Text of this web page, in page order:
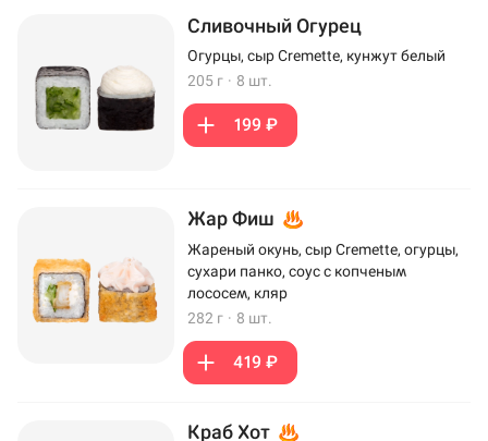
Сливочный Огурец
Огурцы, сыр Cremette, кунжут белый
205 г · 8 шт.
199 ₽
Жар Фиш
Жареный окунь, сыр Cremette, огурцы,
сухари панко, соус с копченым
лососем, кляр
282 г · 8 шт.
419 ₽
Краб Хот